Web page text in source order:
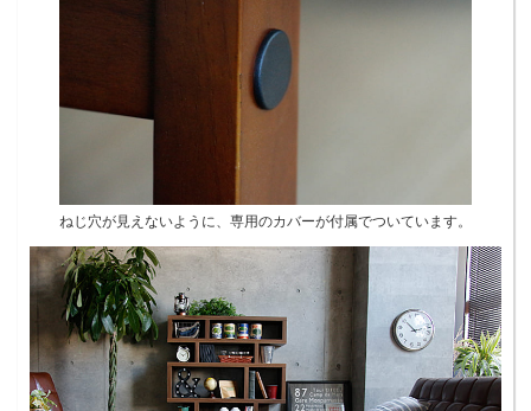
ねじ穴が見えないように、専用のカバーが付属でついています。